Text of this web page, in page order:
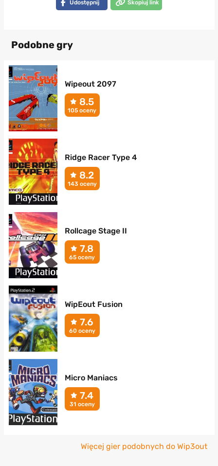
Udostępnij Skopiuj link
Podobne gry
Wipeout 2097
8.5
105 oceny
Ridge Racer Type 4
8.2
143 oceny
Rollcage Stage II
7.8
65 oceny
WipEout Fusion
7.6
60 oceny
Micro Maniacs
7.4
31 oceny
Więcej gier podobnych do Wip3out